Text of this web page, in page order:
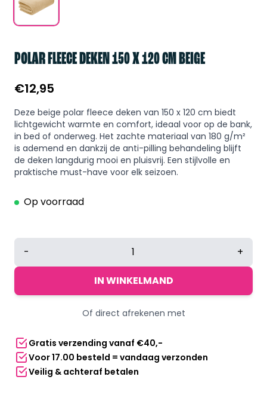
POLAR FLEECE DEKEN 150 X 120 CM BEIGE
€12,95
Deze beige polar fleece deken van 150 x 120 cm biedt
lichtgewicht warmte en comfort, ideaal voor op de bank,
in bed of onderweg. Het zachte materiaal van 180 g/m²
is ademend en dankzij de anti-pilling behandeling blijft
de deken langdurig mooi en pluisvrij. Een stijlvolle en
praktische must-have voor elk seizoen.
Op voorraad
Polar
deken
beige
aantal
- +
IN WINKELMAND
Of direct afrekenen met
Gratis verzending vanaf €40,-
Voor 17.00 besteld = vandaag verzonden
Veilig & achteraf betalen